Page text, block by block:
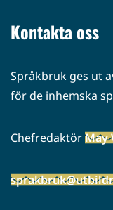
Kontakta oss
Språkbruk ges ut
för de inhemska
ChefredaktörMay